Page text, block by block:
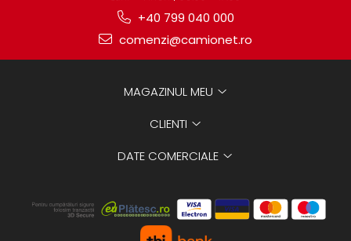
+40 799 040 000
comenzi@camionet.ro
MAGAZINUL MEU
CLIENTI
DATE COMERCIALE